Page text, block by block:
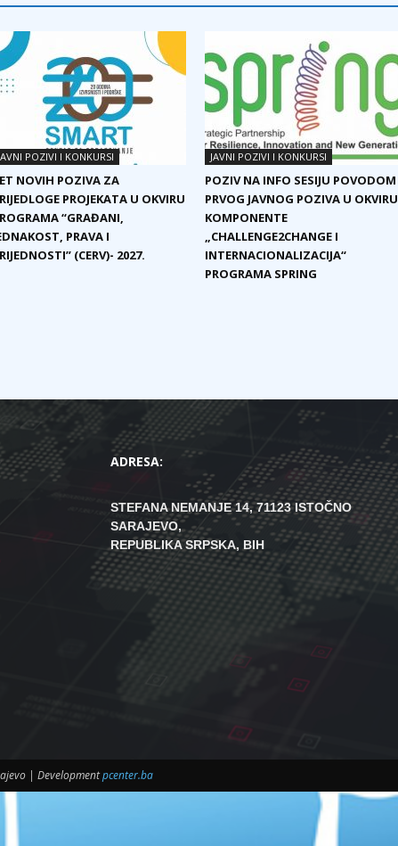
POZIVI I KONKURSI
NOVIH POZIVA ZA
PROJEKATA U OKVIRU
“GRAĐANI,
PRAVA I
(CERV)- 2027.
JAVNI POZIVI I KONKURSI
POZIV NA INFO SESIJU POVODOM
PRVOG JAVNOG POZIVA U OKVIRU
KOMPONENTE
„CHALLENGE2CHANGE I
INTERNACIONALIZACIJA“
PROGRAMA SPRING
ADRESA:
STEFANA NEMANJE 14, 71123 ISTOČNO
SARAJEVO,
REPUBLIKA SRPSKA, BIH
| Developmentpcenter.ba